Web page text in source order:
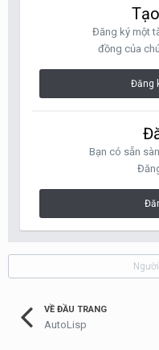
Đăng ký một
đồng của
Đăng
Bạn có sẵn
VỀ ĐẦU TRANG
AutoLisp